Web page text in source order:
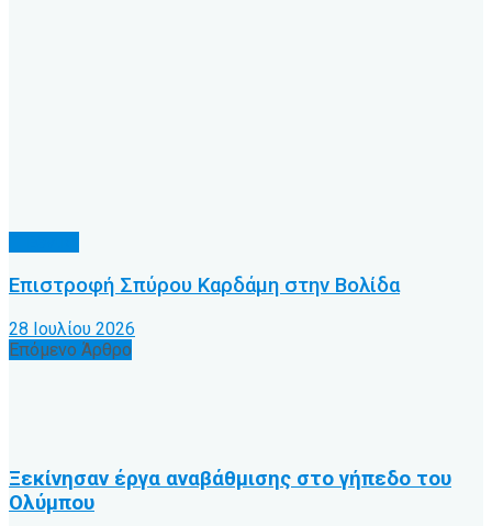
Επιστροφή Σπύρου Καρδάμη στην Βολίδα
28 Ιουλίου 2026
Επόμενο Άρθρο
Ξεκίνησαν έργα αναβάθμισης στο γήπεδο του
Ολύμπου